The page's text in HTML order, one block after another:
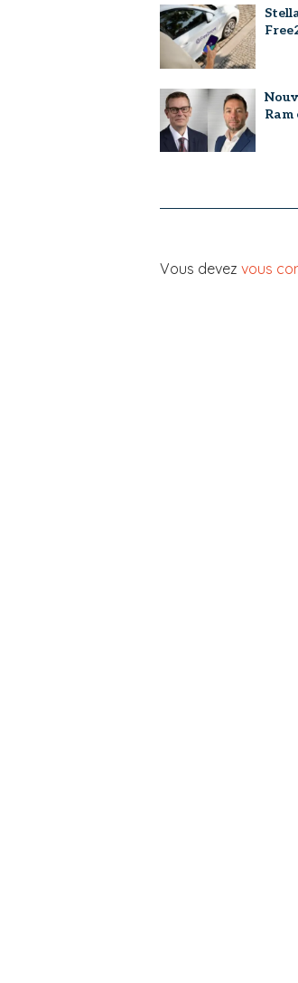
Ram
Vous devez vous